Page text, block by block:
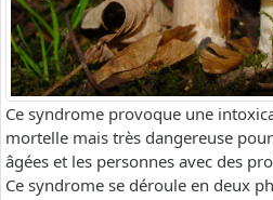
Ce syndrome provoque une
mortelle mais très dangereuse
âgées et les personnes avec des
Ce syndrome se déroule en deux